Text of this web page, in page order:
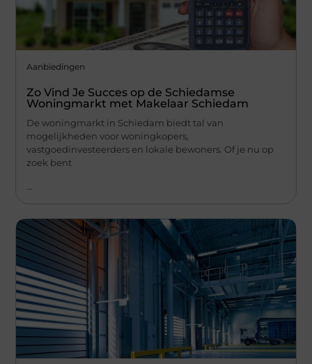
Aanbiedingen
Zo Vind Je Succes op de Schiedamse
Woningmarkt met Makelaar Schiedam
De woningmarkt in Schiedam biedt tal van
mogelijkheden voor woningkopers,
vastgoedinvesteerders en lokale bewoners. Of je nu op
zoek bent